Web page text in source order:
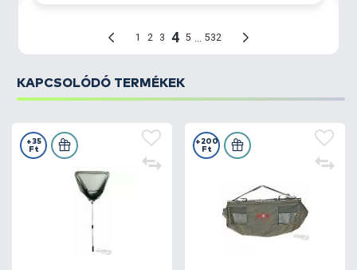
KAPCSOLÓDÓ TERMÉKEK
+35
Ft
+200
Ft